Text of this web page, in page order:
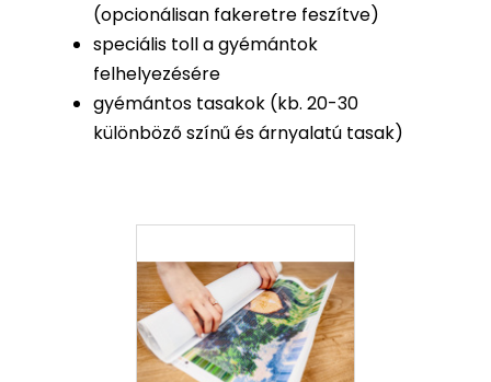
(opcionálisan fakeretre feszítve)
speciális toll a gyémántok
felhelyezésére
gyémántos tasakok (kb. 20-30
különböző színű és árnyalatú tasak)